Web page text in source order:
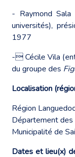
- Raymond
universités),
1977
- Cécile Vila
du groupe des
Localisation
Région
Département
Municipalité de
Dates et lieu(x)